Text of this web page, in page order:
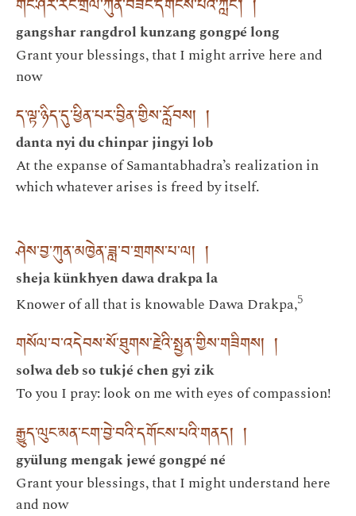
གང་ཤར་རང་གྲོལ་ཀུན་བཟང་དགོངས་པའི་ཀློང་། །
gangshar rangdrol kunzang gongpé long
Grant your blessings, that I might arrive here and
now
ད་ལྟ་ཉིད་དུ་ཕྱིན་པར་བྱིན་གྱིས་རློབས། །
danta nyi du chinpar jingyi lob
At the expanse of Samantabhadra’s realization in
which whatever arises is freed by itself.
ཤེས་བྱ་ཀུན་མཁྱེན་ཟླ་བ་གྲགས་པ་ལ། །
sheja künkhyen dawa drakpa la
Knower of all that is knowable Dawa Drakpa,5
གསོལ་བ་འདེབས་སོ་ཐུགས་རྗེའི་སྤྱན་གྱིས་གཟིགས། །
solwa deb so tukjé chen gyi zik
To you I pray: look on me with eyes of compassion!
རྒྱུད་ལུང་མན་ངག་བྱེ་བའི་དགོངས་པའི་གནད། །
gyülung mengak jewé gongpé né
Grant your blessings, that I might understand here
and now